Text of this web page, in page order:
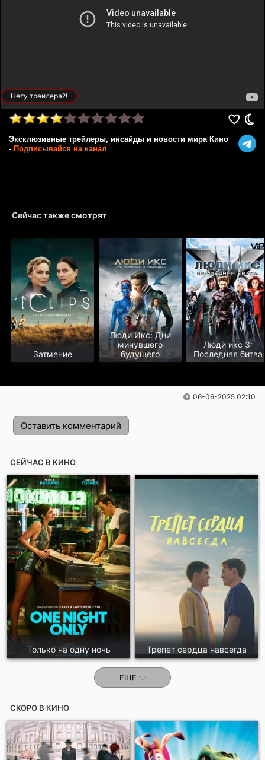
Нету трейлера?!
Эксклюзивные трейлеры, инсайды и новости мира Кино
- Подписывайся на канал
Сейчас также смотрят
Затмение
Люди Икс: Дни
минувшего
будущего
Люди икс 3:
Последняя битва
06-06-2025 02:10
Оставить комментарий
СЕЙЧАС В КИНО
Только на одну ночь Трепет сердца навсегда
ЕЩЕ
СКОРО В КИНО